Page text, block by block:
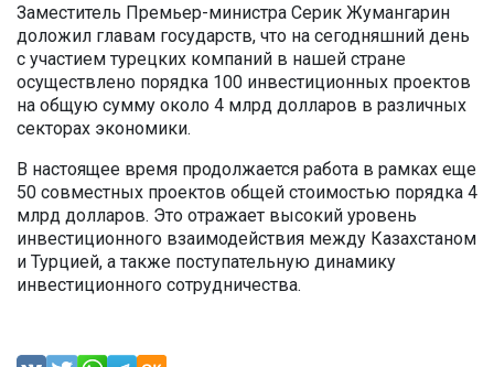
Заместитель Премьер-министра Серик Жумангарин
доложил главам государств, что на сегодняшний день
с участием турецких компаний в нашей стране
осуществлено порядка 100 инвестиционных проектов
на общую сумму около 4 млрд долларов в различных
секторах экономики.
В настоящее время продолжается работа в рамках еще
50 совместных проектов общей стоимостью порядка 4
млрд долларов. Это отражает высокий уровень
инвестиционного взаимодействия между Казахстаном
и Турцией, а также поступательную динамику
инвестиционного сотрудничества.